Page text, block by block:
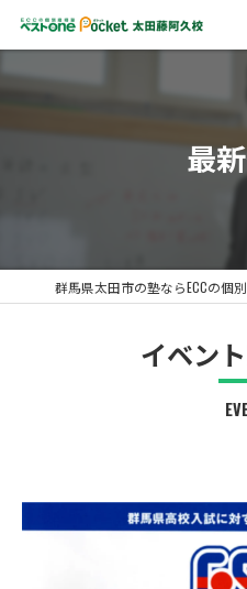
最
イベン